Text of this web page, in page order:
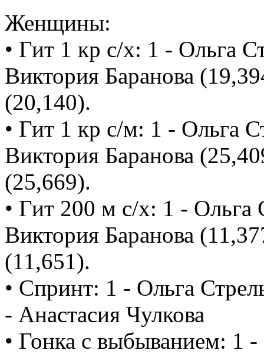
Женщины:
• Гит 1 кр с/х: 1 - Ольга
Виктория Баранова
(20,140).
• Гит 1 кр с/м: 1 - Ольга
Виктория Баранова
(25,669).
• Гит 200 м с/х: 1 - Ольга
Виктория Баранова
(11,651).
• Спринт: 1 - Ольга
- Анастасия Чулкова
• Гонка с выбыванием: 1